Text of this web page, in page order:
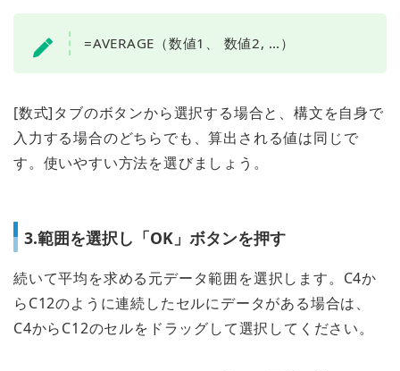
=AVERAGE（数値1、 数値2, …）
[数式]タブのボタンから選択する場合と、構文を自身で
入力する場合のどちらでも、算出される値は同じで
す。使いやすい方法を選びましょう。
3.範囲を選択し「OK」ボタンを押す
続いて平均を求める元データ範囲を選択します。C4か
らC12のように連続したセルにデータがある場合は、
C4からC12のセルをドラッグして選択してください。